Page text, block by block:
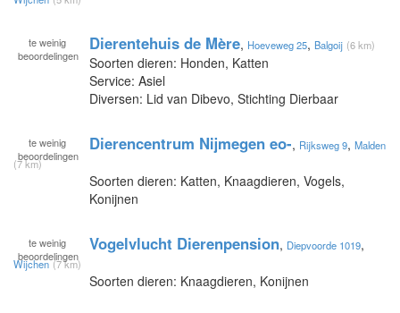
te weinig
beoordelingen
Dierentehuis de Mère, Hoeveweg 25, Balgoij (6 km)
Soorten dieren: Honden, Katten
Service: Asiel
Diversen: Lid van Dibevo, Stichting Dierbaar
te weinig
beoordelingen
Dierencentrum Nijmegen eo-, Rijksweg 9, Malden
(7 km)
Soorten dieren: Katten, Knaagdieren, Vogels,
Konijnen
te weinig
beoordelingen
Vogelvlucht Dierenpension, Diepvoorde 1019,
Wijchen (7 km)
Soorten dieren: Knaagdieren, Konijnen